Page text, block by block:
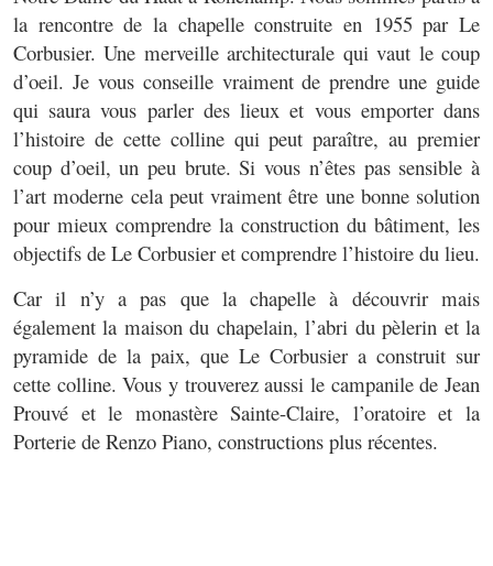
la rencontre de la chapelle construite en 1955 par Le
Corbusier. Une merveille architecturale qui vaut le coup
d’oeil. Je vous conseille vraiment de prendre une guide
qui saura vous parler des lieux et vous emporter dans
l’histoire de cette colline qui peut paraître, au premier
coup d’oeil, un peu brute. Si vous n’êtes pas sensible à
l’art moderne cela peut vraiment être une bonne solution
pour mieux comprendre la construction du bâtiment, les
objectifs de Le Corbusier et comprendre l’histoire du lieu.
Car il n’y a pas que la chapelle à découvrir mais
également la maison du chapelain, l’abri du pèlerin et la
pyramide de la paix, que Le Corbusier a construit sur
cette colline. Vous y trouverez aussi le campanile de Jean
Prouvé et le monastère Sainte-Claire, l’oratoire et la
Porterie de Renzo Piano, constructions plus récentes.